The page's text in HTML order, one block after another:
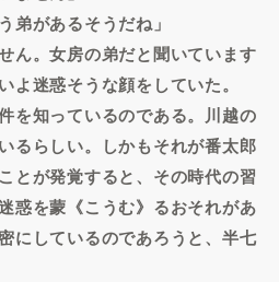
弟があるそうだね」
ん。女房の弟だと聞いています
迷惑そうな顔をしていた。
を知っているのである。川越の
るらしい。しかもそれが番太郎
とが発覚すると、その時代の習
惑を蒙《こうむ》るおそれがあ
にしているのであろうと、半七